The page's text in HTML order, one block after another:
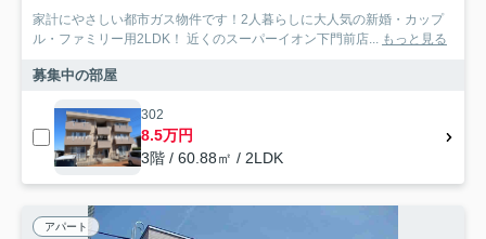
家計にやさしい都市ガス物件です！2人暮らしに大人気の新婚・カップ
ル・ファミリー用2LDK！ 近くのスーパーイオン下門前店... もっと見る
募集中の部屋
302
8.5万円
3階 / 60.88㎡ / 2LDK
アパート